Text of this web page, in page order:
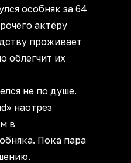
особняк за 64
актёру
проживает
облегчит их
не по душе.
наотрез
в
Пока пара